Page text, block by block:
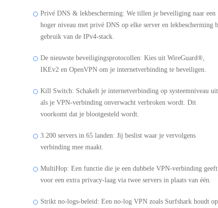
Privé DNS & lekbescherming: We tillen je beveiliging naar een
hoger niveau met privé DNS op elke server en lekbescherming
gebruik van de IPv4-stack.
De nieuwste beveiligingsprotocollen: Kies uit WireGuard®,
IKEv2 en OpenVPN om je internetverbinding te beveiligen.
Kill Switch: Schakelt je internetverbinding op systeemniveau uit
als je VPN-verbinding onverwacht verbroken wordt. Dit
voorkomt dat je blootgesteld wordt.
3.200 servers in 65 landen: Jij beslist waar je vervolgens
verbinding mee maakt.
MultiHop: Een functie die je een dubbele VPN-verbinding geeft
voor een extra privacy-laag via twee servers in plaats van één.
Strikt no-logs-beleid: Een no-log VPN zoals Surfshark houdt op